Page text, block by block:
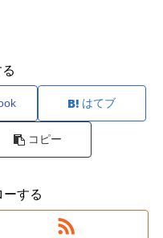
はてブ
コピー
ーする